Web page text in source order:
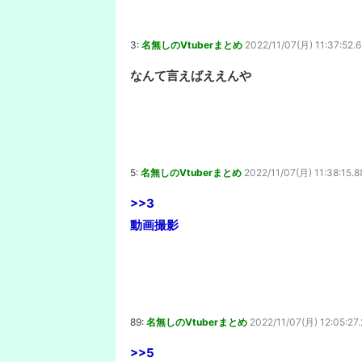
3: 名無しのVtuberまとめ 2022/11/07(月)
なんて言えばええんや
5: 名無しのVtuberまとめ 2022/11/07(月)
>>3
動画撮影
89: 名無しのVtuberまとめ 2022/11/07(月)
>>5